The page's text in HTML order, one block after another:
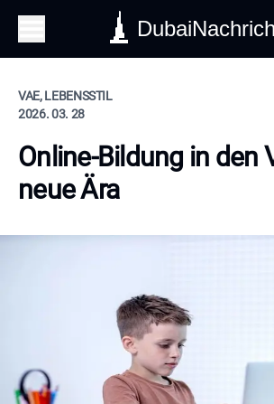
VAE, LEBENSSTIL
2026. 03. 28
Online-Bildung in den
neue Ära